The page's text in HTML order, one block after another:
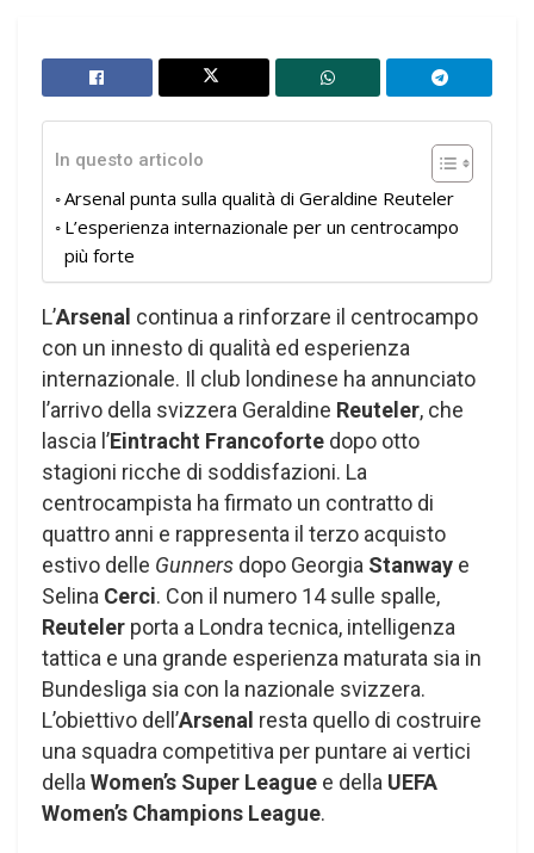
In questo articolo
Arsenal punta sulla qualità di Geraldine Reuteler
L’esperienza internazionale per un centrocampo
più forte
L’Arsenal continua a rinforzare il centrocampo
con un innesto di qualità ed esperienza
internazionale. Il club londinese ha annunciato
l’arrivo della svizzera Geraldine Reuteler, che
lascia l’Eintracht Francoforte dopo otto
stagioni ricche di soddisfazioni. La
centrocampista ha firmato un contratto di
quattro anni e rappresenta il terzo acquisto
estivo delle Gunners dopo Georgia Stanway e
Selina Cerci. Con il numero 14 sulle spalle,
Reuteler porta a Londra tecnica, intelligenza
tattica e una grande esperienza maturata sia in
Bundesliga sia con la nazionale svizzera.
L’obiettivo dell’Arsenal resta quello di costruire
una squadra competitiva per puntare ai vertici
della Women’s Super League e della UEFA
Women’s Champions League.